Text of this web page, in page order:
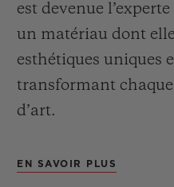
est devenue
un matériau dont
esthétiques uniques
transformant
d’art.
EN SAVOIR PLUS